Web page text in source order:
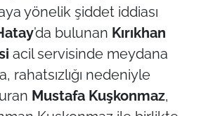
yönelik şiddet iddiası
’da bulunan Kırıkhan
acil servisinde meydana
rahatsızlığı nedeniyle
Mustafa Kuşkonmaz,